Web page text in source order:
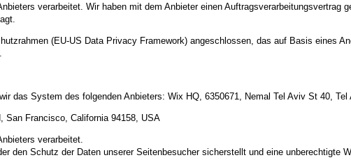
verarbeitet. Wir haben mit dem Anbieter einen Auftragsverarbeitungsvertrag
(EU-US Data Privacy Framework) angeschlossen, das auf Basis eines
das System des folgenden Anbieters: Wix HQ, 6350671, Nemal Tel Aviv St 40, Tel
San Francisco, California 94158, USA
verarbeitet.
den Schutz der Daten unserer Seitenbesucher sicherstellt und eine unberechtigte